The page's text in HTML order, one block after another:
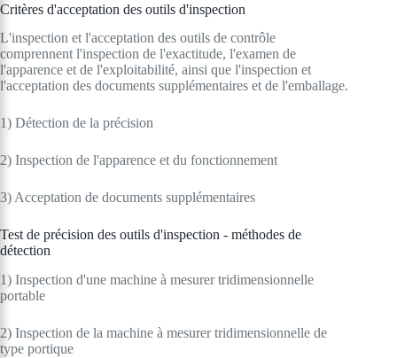
Critères d'acceptation des outils d'inspection
L'inspection et l'acceptation des outils de contrôle
comprennent l'inspection de l'exactitude, l'examen de
l'apparence et de l'exploitabilité, ainsi que l'inspection et
l'acceptation des documents supplémentaires et de l'emballage.
1) Détection de la précision
2) Inspection de l'apparence et du fonctionnement
3) Acceptation de documents supplémentaires
Test de précision des outils d'inspection - méthodes de
détection
1) Inspection d'une machine à mesurer tridimensionnelle
portable
2) Inspection de la machine à mesurer tridimensionnelle de
type portique